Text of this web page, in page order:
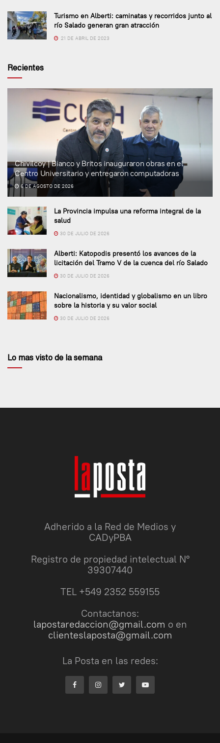
Turismo en Alberti: caminatas y recorridos junto al
río Salado generan gran atracción
21 DE ABRIL DE 2023
Recientes
Chivilcoy | Bianco y Britos inauguraron obras en el
Centro Universitario y entregaron computadoras
6 DE AGOSTO DE 2026
La Provincia impulsa una reforma integral de la
salud
30 DE JULIO DE 2026
Alberti: Katopodis presentó los avances de la
licitación del Tramo V de la cuenca del río Salado
30 DE JULIO DE 2026
Nacionalismo, identidad y globalismo en un libro
sobre la historia y su valor social
30 DE JULIO DE 2026
Lo mas visto de la semana
Adherido a la Red de Medios y
CADyPBA
Registro de propiedad intelectual N°
39307440
TEL +549 2352 559155
Contactanos:
lapostaredaccion@gmail.com o en
clienteslaposta@gmail.com
La Posta en las redes: